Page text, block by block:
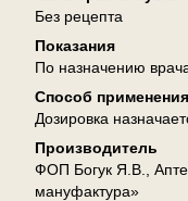
Без рецепта
Показания
По назначению
Способ применения
Дозировка
Производитель
ФОП Богук Я.В.,
мануфактура»